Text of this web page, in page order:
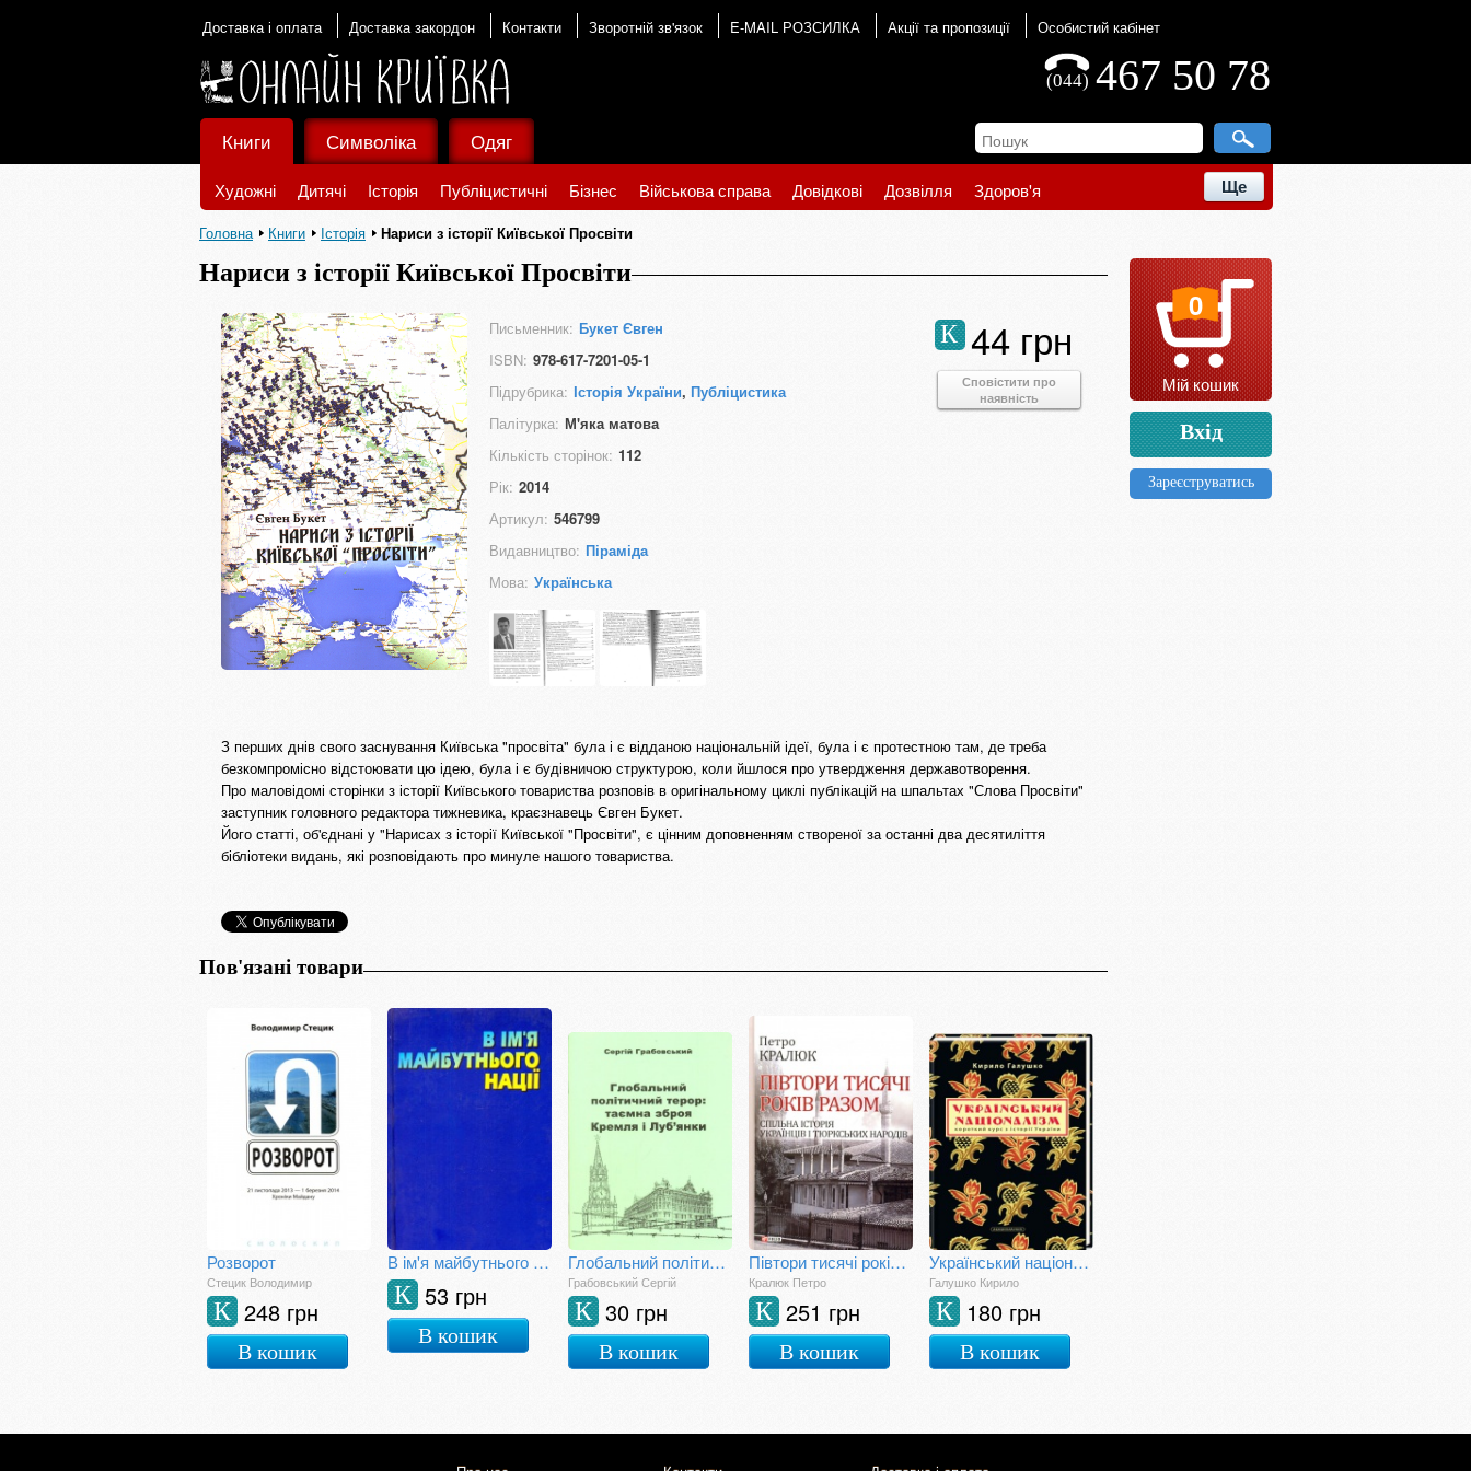
Доставка і оплата Доставка закордон Контакти Зворотній зв'язок E-MAIL РОЗСИЛКА Акції та пропозиції Особистий кабінет
467 50 78
(044)
Книги
Художні Дитячі Історія Публіцистичні Бізнес Військова справа Довідкові Дозвілля Здоров'я Ще
Символіка Одяг
Головна Книги Історія Нариси з історії Київської Просвіти
Нариси з історії Київської Просвіти
Письменник: Букет Євген
ISBN: 978-617-7201-05-1
Підрубрика: Історія України, Публіцистика
Палітурка: М'яка матова
Кількість сторінок: 112
Рік: 2014
Артикул: 546799
Видавництво: Піраміда
Мова: Українська
44 грн
К
Сповістити про
наявність
З перших днів свого заснування Київська "просвіта" була і є відданою національній ідеї, була і є протестною там, де треба
безкомпромісно відстоювати цю ідею, була і є будівничою структурою, коли йшлося про утвердження державотворення.
Про маловідомі сторінки з історії Київського товариства розповів в оригінальному циклі публікацій на шпальтах "Слова Просвіти"
заступник головного редактора тижневика, краєзнавець Євген Букет.
Його статті, об'єднані у "Нарисах з історії Київської "Просвіти", є цінним доповненням створеної за останні два десятиліття
бібліотеки видань, які розповідають про минуле нашого товариства.
Пов'язані товари
Розворот
Стецик Володимир
248 грн
К
В кошик
В ім'я майбутнього нації
53 грн
К
В кошик
Глобальний політичний терор: таємна зброя Кремля і Луб'янки
Грабовський Сергій
30 грн
К
В кошик
Півтори тисячі років разом. Спільна історія українців і тюркських народів
Кралюк Петро
251 грн
К
В кошик
Український націоналізм
Галушко Кирило
180 грн
К
В кошик
0
Мій кошик
Вхід
Зареєструватись